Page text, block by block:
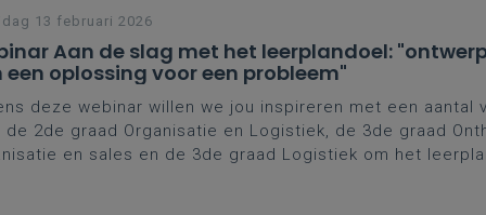
13 februari 2026
Aan de slag met het leerplandoel:
een oplossing voor een probleem"
deze webinar willen we jou inspireren met een aantal
de 2de graad Organisatie en Logistiek, de 3de graad
en sales en de 3de graad Logistiek om het